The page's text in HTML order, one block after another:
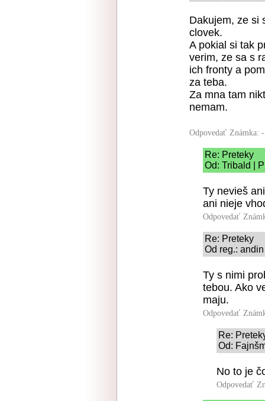
Dakujem, ze si
clovek.
A pokial si tak
verim, ze sa s
ich fronty a
za teba.
Za mna tam
nemam.
Odpovedať Známka:
Re: Preteky
Od: Tribald |
Ty nevieš
ani nieje
Odpovedať
Re: Preteky
Od reg.:
Ty s nimi
tebou. Ako
maju.
Odpovedať
Re:
Od:
No to je
Odpovedať